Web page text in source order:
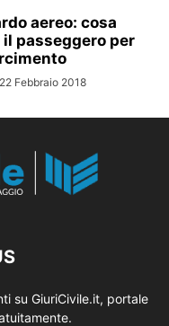
aereo: cosa
passeggero per
22 Febbraio 2018
su GiuriCivile.it, portale